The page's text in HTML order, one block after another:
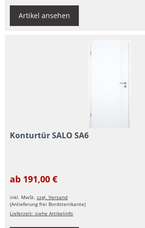
Artikel ansehen
Konturtür SALO SA6
ab 191,00 €
inkl. MwSt.zzgl. Versand
(Anlieferung frei Bordsteinkante)
Lieferzeit: siehe Artikelinfo